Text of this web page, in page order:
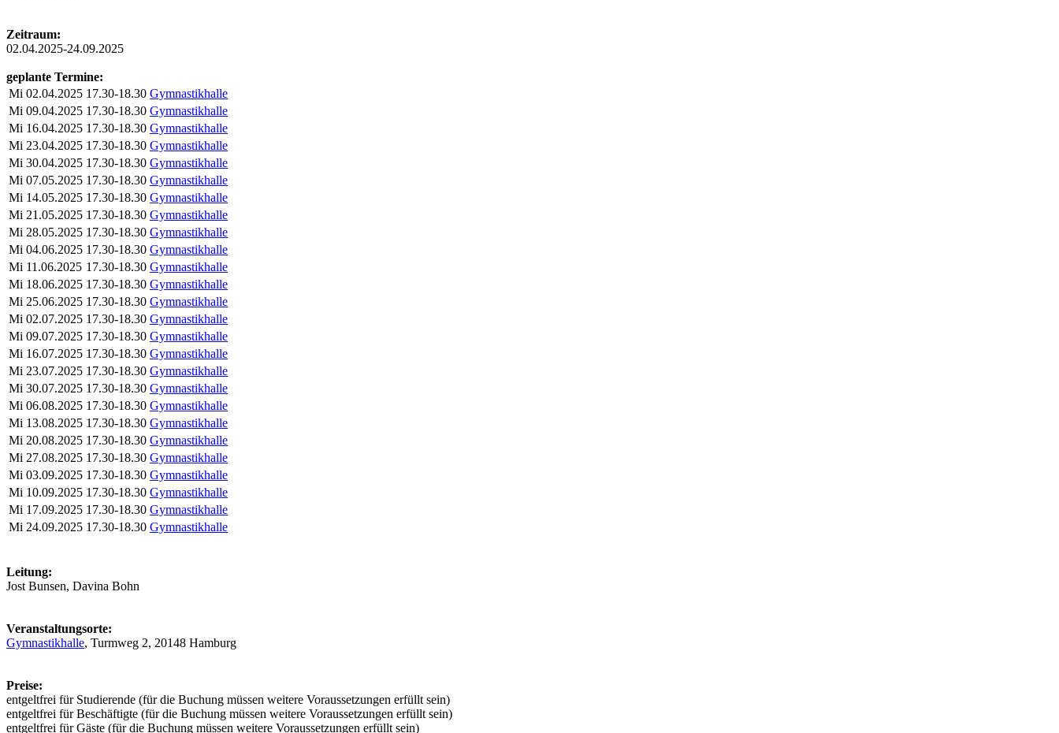
Zeitraum:
02.04.2025-24.09.2025
geplante Termine:
Mi 02.04.2025 17.30-18.30 Gymnastikhalle
Mi 09.04.2025 17.30-18.30 Gymnastikhalle
Mi 16.04.2025 17.30-18.30 Gymnastikhalle
Mi 23.04.2025 17.30-18.30 Gymnastikhalle
Mi 30.04.2025 17.30-18.30 Gymnastikhalle
Mi 07.05.2025 17.30-18.30 Gymnastikhalle
Mi 14.05.2025 17.30-18.30 Gymnastikhalle
Mi 21.05.2025 17.30-18.30 Gymnastikhalle
Mi 28.05.2025 17.30-18.30 Gymnastikhalle
Mi 04.06.2025 17.30-18.30 Gymnastikhalle
Mi 11.06.2025 17.30-18.30 Gymnastikhalle
Mi 18.06.2025 17.30-18.30 Gymnastikhalle
Mi 25.06.2025 17.30-18.30 Gymnastikhalle
Mi 02.07.2025 17.30-18.30 Gymnastikhalle
Mi 09.07.2025 17.30-18.30 Gymnastikhalle
Mi 16.07.2025 17.30-18.30 Gymnastikhalle
Mi 23.07.2025 17.30-18.30 Gymnastikhalle
Mi 30.07.2025 17.30-18.30 Gymnastikhalle
Mi 06.08.2025 17.30-18.30 Gymnastikhalle
Mi 13.08.2025 17.30-18.30 Gymnastikhalle
Mi 20.08.2025 17.30-18.30 Gymnastikhalle
Mi 27.08.2025 17.30-18.30 Gymnastikhalle
Mi 03.09.2025 17.30-18.30 Gymnastikhalle
Mi 10.09.2025 17.30-18.30 Gymnastikhalle
Mi 17.09.2025 17.30-18.30 Gymnastikhalle
Mi 24.09.2025 17.30-18.30 Gymnastikhalle
Leitung:
Jost Bunsen, Davina Bohn
Veranstaltungsorte:
Gymnastikhalle, Turmweg 2, 20148 Hamburg
Preise:
entgeltfrei für Studierende (für die Buchung müssen weitere Voraussetzungen erfüllt sein)
entgeltfrei für Beschäftigte (für die Buchung müssen weitere Voraussetzungen erfüllt sein)
entgeltfrei für Gäste (für die Buchung müssen weitere Voraussetzungen erfüllt sein)